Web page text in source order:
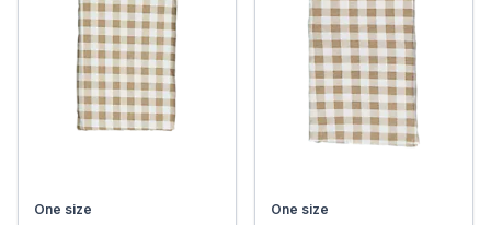
One size One size